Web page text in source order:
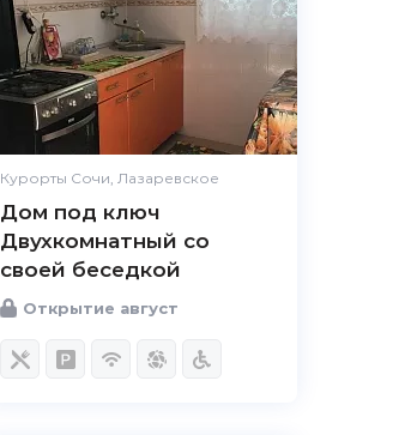
Курорты Сочи, Лазаревское
Дом под ключ
Двухкомнатный со
своей беседкой
Открытие август